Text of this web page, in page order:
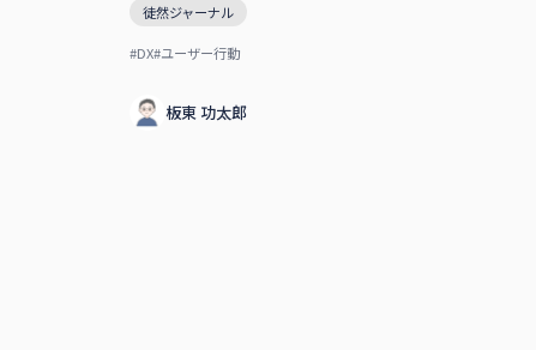
徒然ジャーナル
#DX#ユーザー行動
板東 功太郎